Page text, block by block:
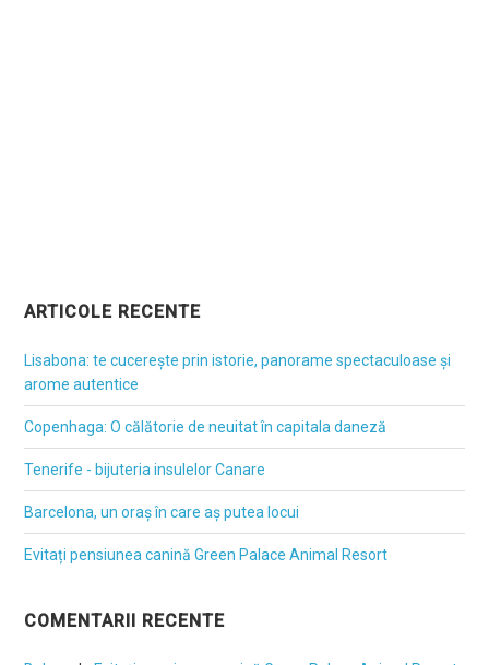
ARTICOLE RECENTE
Lisabona: te cucerește prin istorie, panorame spectaculoase și
arome autentice
Copenhaga: O călătorie de neuitat în capitala daneză
Tenerife - bijuteria insulelor Canare
Barcelona, un oraș în care aș putea locui
Evitați pensiunea canină Green Palace Animal Resort
COMENTARII RECENTE